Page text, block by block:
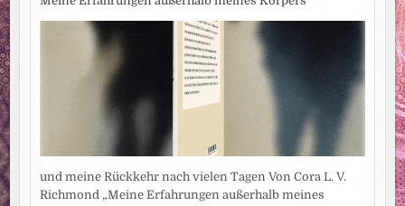
und meine Rückkehr nach vielen Tagen Von Cora L. V.
Richmond „Meine Erfahrungen außerhalb meines